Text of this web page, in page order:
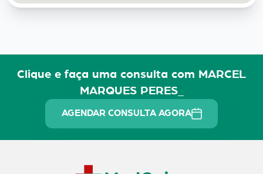
Clique e faça uma consulta com MARCEL
MARQUES PERES_
AGENDAR CONSULTA AGORA